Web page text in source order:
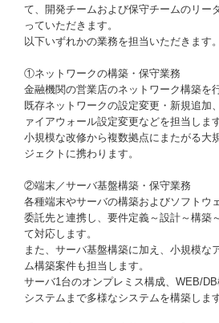
て、開発チームおよび保守チームのリー
っていただきます。
以下いずれかの業務を担当いただきます。
①ネットワークの構築・保守業務
金融機関の営業店のネットワーク構築を
既存ネットワークの設定変更・新規追加
ァイアウォール設定変更などを担当します
小規模な改修から複数拠点にまたがる大
ジェクトに携わります。
②端末／サーバ基盤構築・保守業務
各種端末やサーバの構築およびソフトウ
委託先と連携し、要件定義～設計～構築
て対応します。
また、サーバ基盤構築に加え、小規模な
ム構築案件も担当します。
サーバ1台のオンプレミス構成、WEB/
システムまで多様なシステムを構築します